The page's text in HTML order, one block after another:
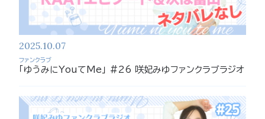
2025.10.07
ファンクラブ
「ゆうみにYouてMe」 #26 咲妃みゆファンクラブラジオ